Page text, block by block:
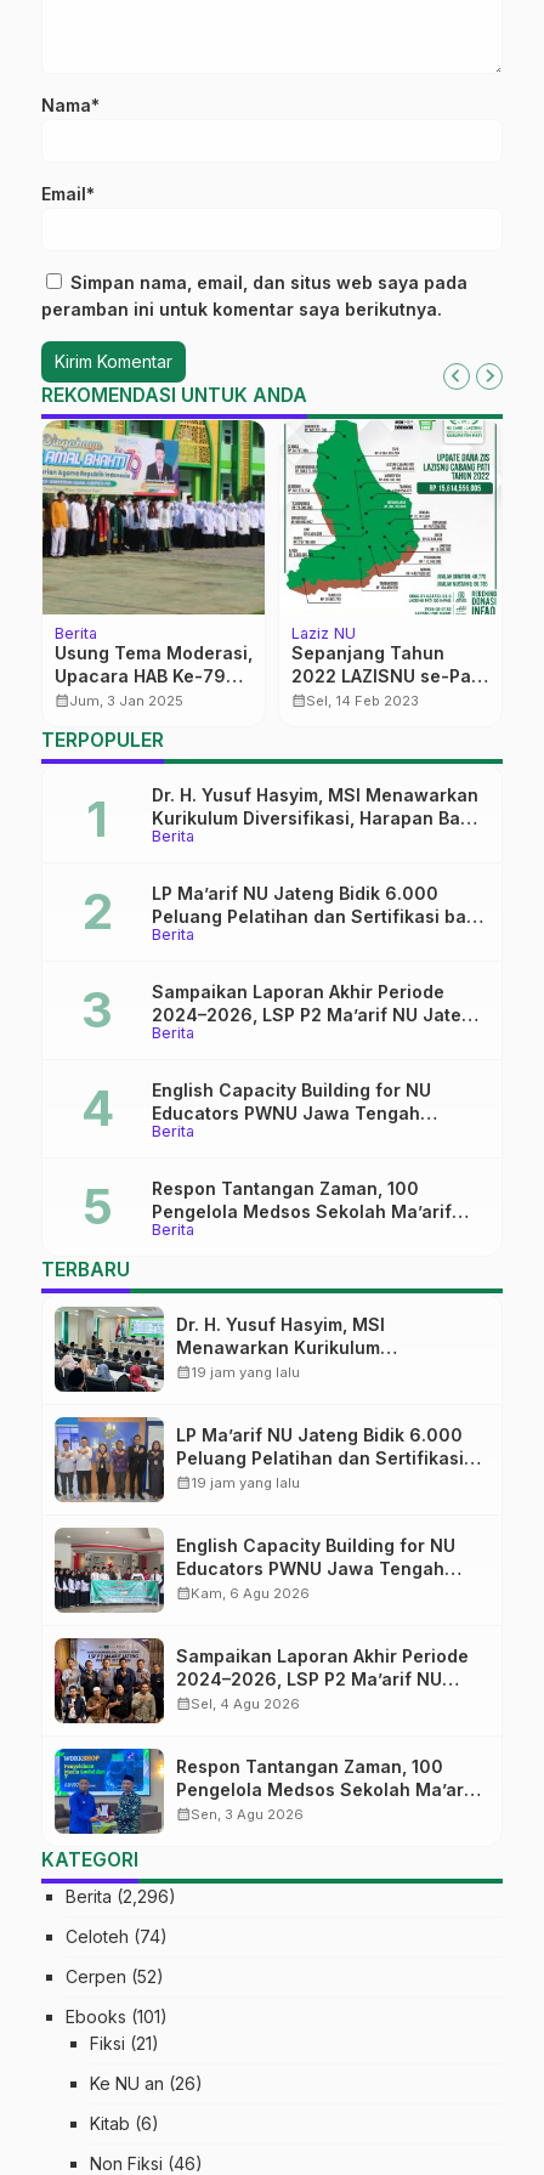
Nama*
Email*
Simpan nama, email, dan situs web saya pada
peramban ini untuk komentar saya berikutnya.
REKOMENDASI UNTUK ANDA
Berita
Usung Tema Moderasi,
Upacara HAB Ke-79
Kemenag di MAN 1 Pati
calendar_monthJum, 3 Jan 2025
Laziz NU
Sepanjang Tahun
2022 LAZISNU se-Pati
Kelola Dana ZIS
calendar_monthSel, 14 Feb 2023
TERPOPULER
Berita
Dr. H. Yusuf Hasyim, MSI Menawarkan
Kurikulum Diversifikasi, Harapan Baru
dalam dunia pendidikan
Berita
LP Ma’arif NU Jateng Bidik 6.000
Peluang Pelatihan dan Sertifikasi bagi
Lulusan SMK
Berita
Sampaikan Laporan Akhir Periode
2024–2026, LSP P2 Ma’arif NU Jateng
Mantapkan Sinergi Link and Match
Berita
English Capacity Building for NU
Educators PWNU Jawa Tengah
Batch#4; Membuka Jalan Menuju
Berita
Respon Tantangan Zaman, 100
Pengelola Medsos Sekolah Ma’arif
Pekalongan Ikuti Pelatihan Literasi
TERBARU
Dr. H. Yusuf Hasyim, MSI
Menawarkan Kurikulum
Diversifikasi, Harapan Baru dalam
calendar_month19 jam yang lalu
LP Ma’arif NU Jateng Bidik 6.000
Peluang Pelatihan dan Sertifikasi
bagi Lulusan SMK
calendar_month19 jam yang lalu
English Capacity Building for NU
Educators PWNU Jawa Tengah
Batch#4; Membuka Jalan Menuju
calendar_monthKam, 6 Agu 2026
Sampaikan Laporan Akhir Periode
2024–2026, LSP P2 Ma’arif NU
Jateng Mantapkan Sinergi Link and
calendar_monthSel, 4 Agu 2026
Respon Tantangan Zaman, 100
Pengelola Medsos Sekolah Ma’arif
Pekalongan Ikuti Pelatihan Literasi
calendar_monthSen, 3 Agu 2026
KATEGORI
Berita (2,296)
Celoteh (74)
Cerpen (52)
Ebooks (101)
Fiksi (21)
Ke NU an (26)
Kitab (6)
Non Fiksi (46)